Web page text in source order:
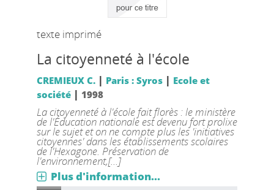
texte imprimé
La citoyenneté à l'école
CREMIEUX C. | Paris : Syros| Ecole et
société| 1998
La citoyenneté à l'école fait florès : le ministère
de l'Éducation nationale est devenu fort prolixe
sur le sujet et on ne compte plus les 'initiatives
citoyennes' dans les établissements scolaires
de l'Hexagone. Préservation de
l'environnement,[...]
Plus d'information...